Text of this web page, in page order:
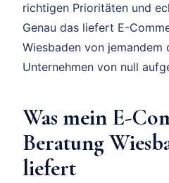
richtigen Prioritäten und
Genau das liefert E-
Wiesbaden von jemandem
Unternehmen von null
Was mein E-
Beratung
liefert